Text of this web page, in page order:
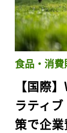
食品・消
【国際
ラティ
策で企